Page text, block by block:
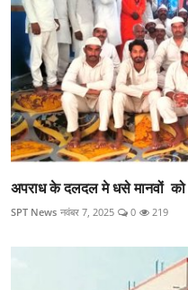
अपराध के दलदल मे धसे मानवों को
SPT News नवंबर 7, 2025 0 219